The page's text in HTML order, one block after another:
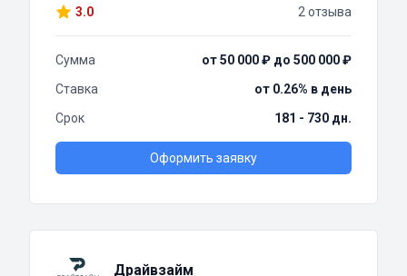
3.0 2 отзыва
Сумма
от 50 000 ₽ до 500 000 ₽
Ставка
от 0.26% в день
Срок
181 - 730 дн.
Оформить заявку
Драйвзайм